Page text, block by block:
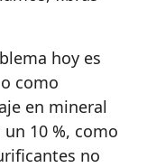
hoy es
como
en mineral
10 %, como
no